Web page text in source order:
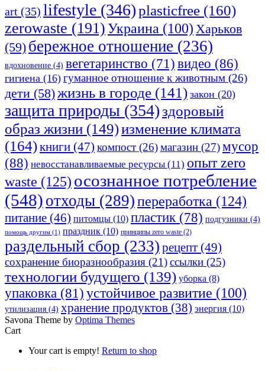
art (35) lifestyle (346)plasticfree (160)
zerowaste (191)Украина (100) Харьков
(59) бережное отношение (236)
вдохновение (4) вегетаринство (71) видео (86)
гигиена (16) гуманное отношение к животным (26)
дети (58)жизнь в городе (141) закон (20)
защита природы (354)здоровый
образ жизни (149)изменение климата
(164)книги (47) компост (26)магазин (27)мусор
(88) невосстанавливаемые ресурсы (11) опыт zero
waste (125) осознанное потребление
(548) отходы (289)переработка (124)
питание (46) питомцы (10) пластик(78) подгузники (4)
помощь другим (1) праздник (10) принципы zero waste (2)
раздельный сбор (233) рецепт (49)
сохранение биоразнообразия (21)ссылки (25)
технологии будущего (139) уборка (8)
упаковка (81) устойчивое развитие (100)
утилизация (4) хранение продуктов (38) энергия (10)
Savona Theme by Optima Themes
Cart
Your cart is empty! Return to shop